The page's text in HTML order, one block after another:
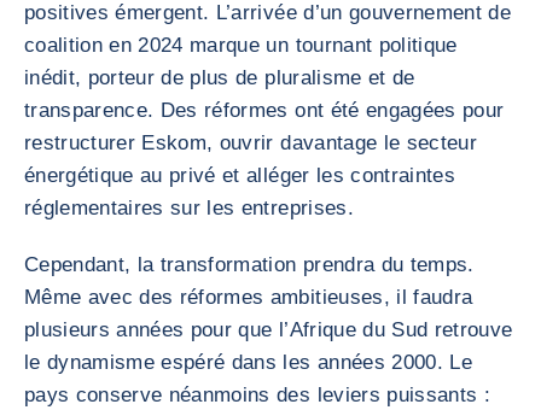
positives émergent. L’arrivée d’un gouvernement de
coalition en 2024 marque un tournant politique
inédit, porteur de plus de pluralisme et de
transparence. Des réformes ont été engagées pour
restructurer Eskom, ouvrir davantage le secteur
énergétique au privé et alléger les contraintes
réglementaires sur les entreprises.
Cependant, la transformation prendra du temps.
Même avec des réformes ambitieuses, il faudra
plusieurs années pour que l’Afrique du Sud retrouve
le dynamisme espéré dans les années 2000. Le
pays conserve néanmoins des leviers puissants :